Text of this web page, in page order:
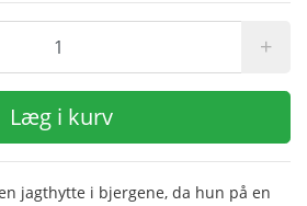
+
Læg i kurv
jagthytte i bjergene, da hun på en